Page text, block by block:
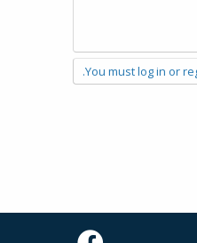
You must log in or